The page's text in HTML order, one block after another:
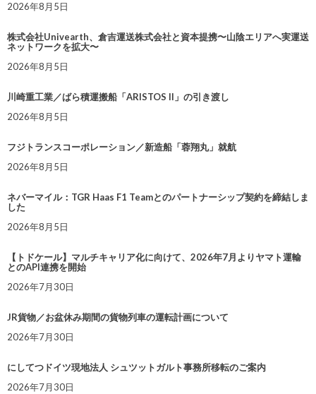
2026年8月5日
株式会社Univearth、倉吉運送株式会社と資本提携〜山陰エリアへ実運送
ネットワークを拡大〜
2026年8月5日
川崎重工業／ばら積運搬船「ARISTOS II」の引き渡し
2026年8月5日
フジトランスコーポレーション／新造船「蓉翔丸」就航
2026年8月5日
ネバーマイル：TGR Haas F1 Teamとのパートナーシップ契約を締結しま
した
2026年8月5日
【トドケール】マルチキャリア化に向けて、2026年7月よりヤマト運輸
とのAPI連携を開始
2026年7月30日
JR貨物／お盆休み期間の貨物列車の運転計画について
2026年7月30日
にしてつドイツ現地法人 シュツットガルト事務所移転のご案内
2026年7月30日